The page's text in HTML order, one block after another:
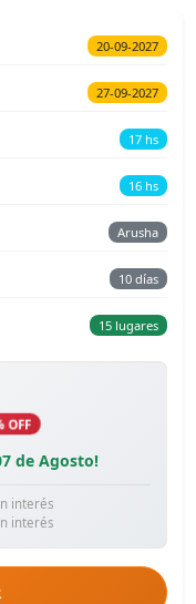
20-09-2027
27-09-2027
17 hs
16 hs
Arusha
10 días
15 lugares
OFF
de Agosto!
interés
interés